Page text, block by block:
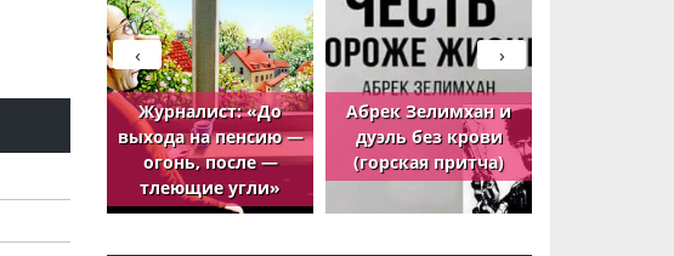
Журналист: «До
выхода на пенсию —
огонь, после —
тлеющие угли»
Абрек Зелимхан и
дуэль без крови
(горская притча)
›
‹